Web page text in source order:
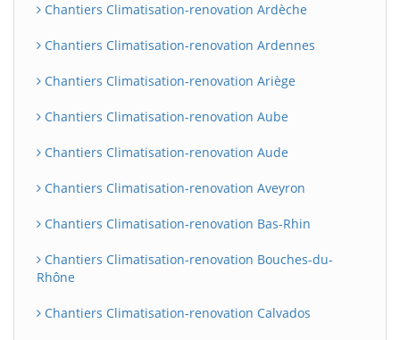
Chantiers Climatisation-renovation Ardèche
Chantiers Climatisation-renovation Ardennes
Chantiers Climatisation-renovation Ariège
Chantiers Climatisation-renovation Aube
Chantiers Climatisation-renovation Aude
Chantiers Climatisation-renovation Aveyron
Chantiers Climatisation-renovation Bas-Rhin
Chantiers Climatisation-renovation Bouches-du-
Rhône
Chantiers Climatisation-renovation Calvados